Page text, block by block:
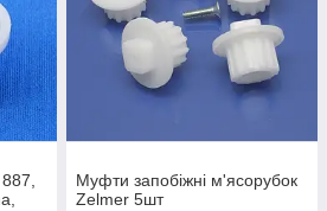
Муфти запобіжні м'ясорубок
Zelmer 5шт